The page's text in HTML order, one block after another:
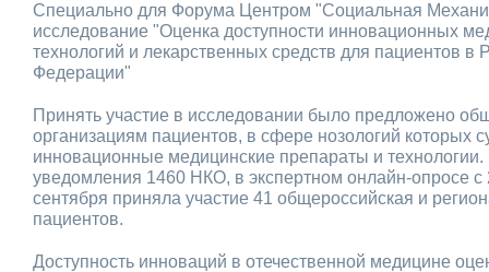
Специально для Форума Центром "Социальная
исследование "Оценка доступности инновационных
технологий и лекарственных средств для пациентов в
Федерации"
Принять участие в исследовании было предложено
организациям пациентов, в сфере нозологий которых
инновационные медицинские препараты и технологии.
уведомления 1460 НКО, в экспертном онлайн-опросе с
сентября приняла участие 41 общероссийская и
пациентов.
Доступность инноваций в отечественной медицине